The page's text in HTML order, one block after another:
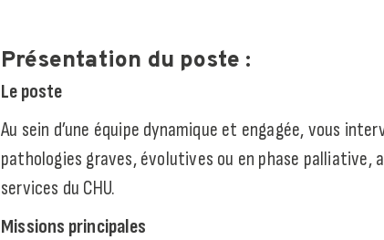
Présentation du poste :
Le poste
Au sein d’une équipe dynamique et engagée, vous
pathologies graves, évolutives ou en phase palliative,
services du CHU.
Missions principales